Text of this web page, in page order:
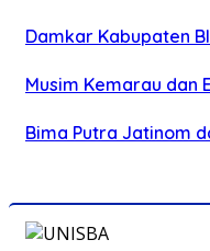
Damkar Kabupaten
Musim Kemarau dan
Bima Putra Jatinom